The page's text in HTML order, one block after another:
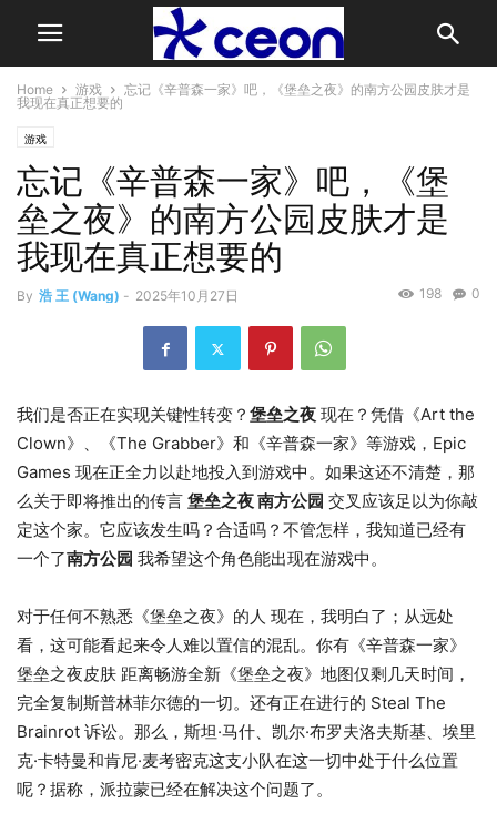
Home 游戏
忘记《辛普森一家》吧，《堡垒之夜》的南方公园皮肤才是
我现在真正想要的
游戏
忘记《辛普森一家》吧，《堡
垒之夜》的南方公园皮肤才是
我现在真正想要的
By 浩 王 (Wang) - 2025年10月27日 0
198
我们是否正在实现关键性转变？ 堡垒之夜 现在？凭借《Art the
Clown》、《The Grabber》和《辛普森一家》等游戏，Epic
Games 现在正全力以赴地投入到游戏中。如果这还不清楚，那
么关于即将推出的传言 堡垒之夜 南方公园 交叉应该足以为你敲
定这个家。它应该发生吗？合适吗？不管怎样，我知道已经有
一个了南方公园 我希望这个角色能出现在游戏中。
对于任何不熟悉《堡垒之夜》的人 现在，我明白了；从远处
看，这可能看起来令人难以置信的混乱。你有《辛普森一家》
堡垒之夜皮肤 距离畅游全新《堡垒之夜》地图仅剩几天时间，
完全复制斯普林菲尔德的一切。还有正在进行的 Steal The
Brainrot 诉讼。那么，斯坦·马什、凯尔·布罗夫洛夫斯基、埃里
克·卡特曼和肯尼·麦考密克这支小队在这一切中处于什么位置
呢？据称，派拉蒙已经在解决这个问题了。